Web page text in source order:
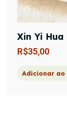
Xin Yi Hua
R$35,00
Adicionar ao